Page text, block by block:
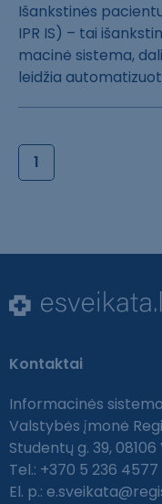
Išankstinės
IPR IS) –​ tai
macinė sistema,​
leidžia
1
Kontaktai
Informacinės
Valstybės įmonė
Studentų g. 39, 08106
Tel.: +370 5 236 4577
El. p.: